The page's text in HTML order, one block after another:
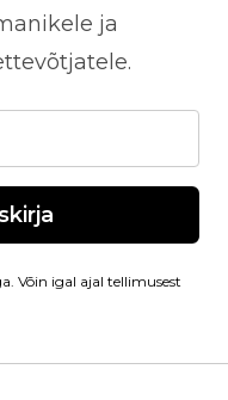
ja
Võin igal ajal tellimusest